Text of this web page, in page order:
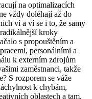
na optimalizacích
vždy doléhají až do
ví a ví se i to, že samy
kroky
s propouštěním a
personálními a
k externím zdrojům
zaměstnanci, takže
S rozporem se váže
k chybám,
oblastech a tam,